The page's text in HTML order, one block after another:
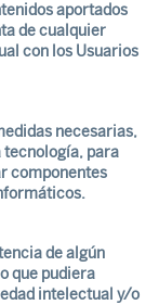
aportados
de cualquier
con los Usuarios
necesarias,
tecnología, para
componentes
de algún
que pudiera
intelectual y/o